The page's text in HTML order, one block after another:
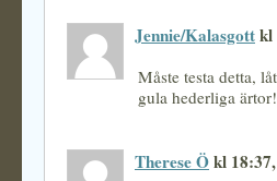
Jennie/Kalasgottkl
Måste testa detta,
gula hederliga
Therese Ökl